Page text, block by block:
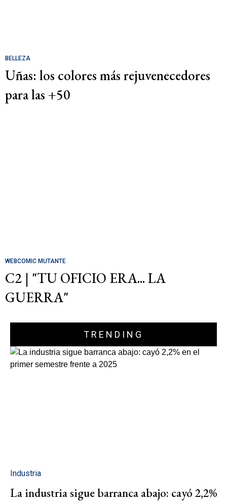
BELLEZA
Uñas: los colores más rejuvenecedores
para las +50
WEBCOMIC MUTANTE
C2 | "TU OFICIO ERA... LA
GUERRA"
TRENDING
Industria
La industria sigue barranca abajo: cayó 2,2%